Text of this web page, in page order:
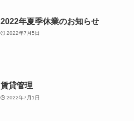
2022年夏季休業のお知らせ
2022年7月5日
賃貸管理
2022年7月1日